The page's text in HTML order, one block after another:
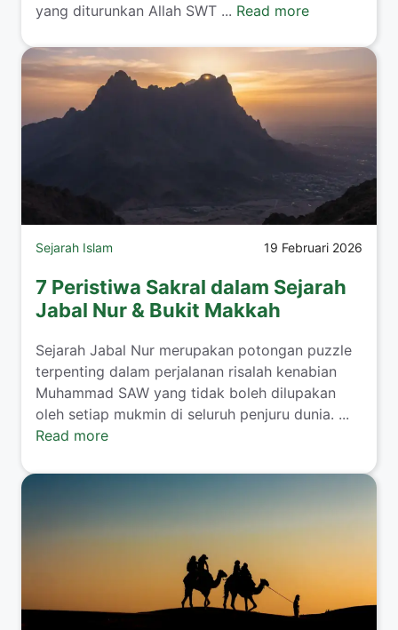
yang diturunkan Allah SWT ... Read more
Sejarah Islam 19 Februari 2026
7 Peristiwa Sakral dalam Sejarah
Jabal Nur & Bukit Makkah
Sejarah Jabal Nur merupakan potongan puzzle
terpenting dalam perjalanan risalah kenabian
Muhammad SAW yang tidak boleh dilupakan
oleh setiap mukmin di seluruh penjuru dunia. ...
Read more